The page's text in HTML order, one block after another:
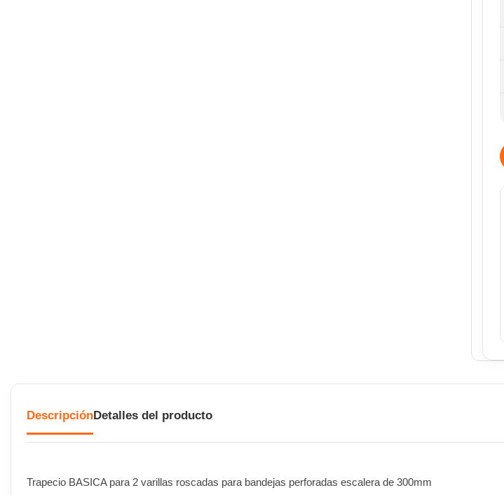
DescripciónDetalles del producto
Trapecio BASICA para 2 varillas roscadas para bandejas perforadas escalera de 300mm